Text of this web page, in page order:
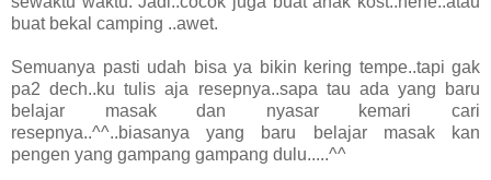
buat bekal camping ..awet.
Semuanya pasti udah bisa ya bikin kering tempe..tapi gak
pa2 dech..ku tulis aja resepnya..sapa tau ada yang baru
belajar masak dan nyasar kemari cari
resepnya..^^..biasanya yang baru belajar masak kan
pengen yang gampang gampang dulu.....^^